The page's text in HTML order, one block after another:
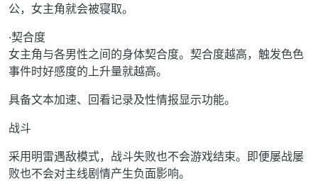
公，女主角就会被寝取。
·契合度
女主角与各男性之间的身体契合度。契合度越高，触发色色
事件时好感度的上升量就越高。
具备文本加速、回看记录及性情报显示功能。
战斗
采用明雷遇敌模式，战斗失败也不会游戏结束。即便屡战屡
败也不会对主线剧情产生负面影响。